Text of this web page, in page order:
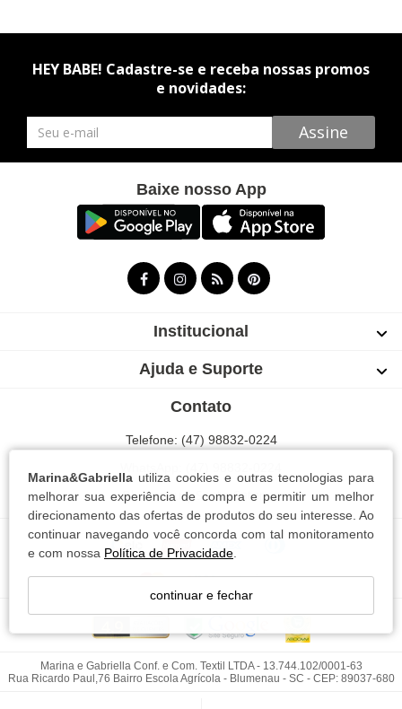
Marina&Gabriella utiliza cookies e outras tecnologias para
melhorar sua experiência de compra e permitir um melhor
direcionamento das ofertas de produtos do seu interesse. Ao
continuar navegando você concorda com tal monitoramento
e com nossa Política de Privacidade
continuar e fechar
HEY BABE! Cadastre-se e receba nossas promos
e novidades:
Newsletter Assine
Baixe nosso App
Institucional
Ajuda e Suporte
Contato
Telefone: (47) 98832-0224
Blumenau | Santa Catarina
Marina e Gabriella Conf. e Com. Textil LTDA - 13.744.102/0001-63
Rua Ricardo Paul,76 Bairro Escola Agrícola - Blumenau - SC - CEP: 89037-680